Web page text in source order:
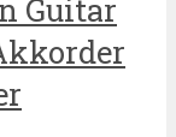
Guitar